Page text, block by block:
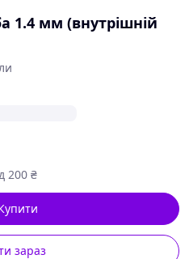
1.4 мм (внутрішній
200 ₴
зараз